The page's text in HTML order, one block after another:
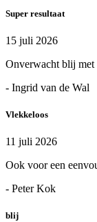
Super resultaat
15 juli 2026
Onverwacht blij
- Ingrid van de Wal
Vlekkeloos
11 juli 2026
Ook voor een
- Peter Kok
blij